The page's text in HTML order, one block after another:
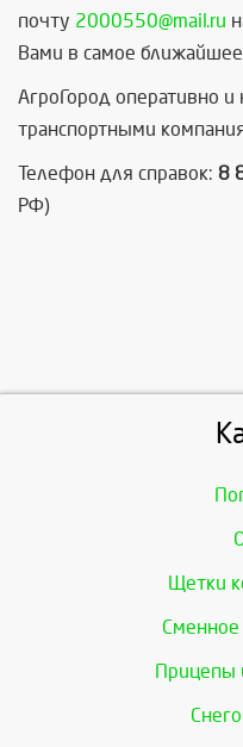
почту 2000550@mail.ru
Вами в самое
АгроГород оперативно и
транспортными
Телефон для справок: 8
РФ)
Щетки
Сменное
Прицепы